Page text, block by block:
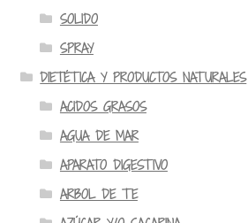
SOLIDO
SPRAY
DIETÉTICA Y PRODUCTOS NATURALES
ACIDOS GRASOS
AGUA DE MAR
APARATO DIGESTIVO
ARBOL DE TE